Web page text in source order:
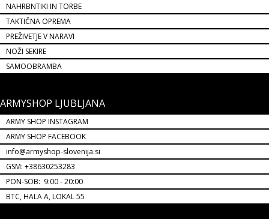
NAHRBNTIKI IN TORBE
TAKTIČNA OPREMA
PREŽIVETJE V NARAVI
NOŽI SEKIRE
SAMOOBRAMBA
ARMYSHOP LJUBLJANA
ARMY SHOP INSTAGRAM
ARMY SHOP FACEBOOK
info@armyshop-slovenija.si
GSM: +38630253283
PON-SOB: 9:00 - 20:00
BTC, HALA A, LOKAL 55